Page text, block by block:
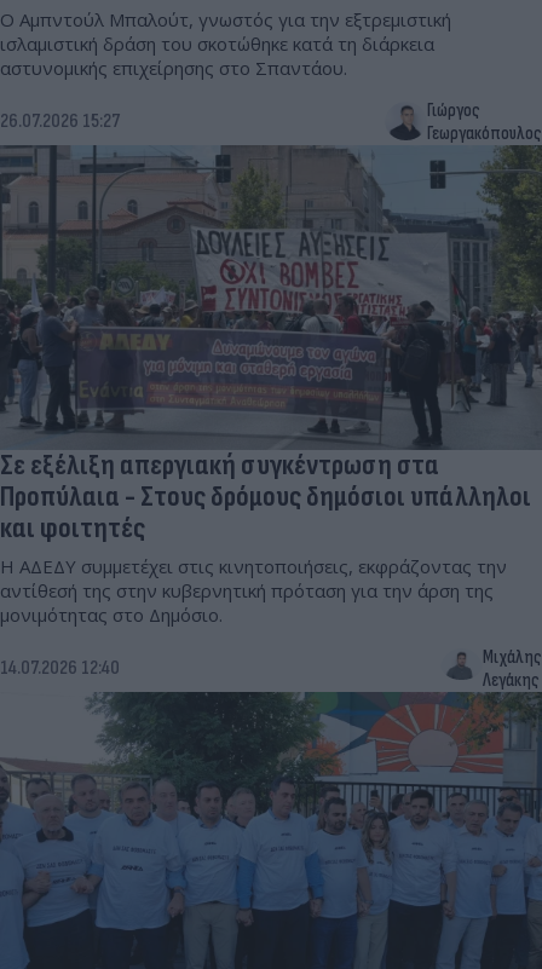
Ο Αμπντούλ Μπαλούτ, γνωστός για την εξτρεμιστική
ισλαμιστική δράση του σκοτώθηκε κατά τη διάρκεια
αστυνομικής επιχείρησης στο Σπαντάου.
26.07.2026 15:27
Γιώργος
Γεωργακόπουλος
Σε εξέλιξη απεργιακή συγκέντρωση στα
Προπύλαια - Στους δρόμους δημόσιοι υπάλληλοι
και φοιτητές
Η ΑΔΕΔΥ συμμετέχει στις κινητοποιήσεις, εκφράζοντας την
αντίθεσή της στην κυβερνητική πρόταση για την άρση της
μονιμότητας στο Δημόσιο.
14.07.2026 12:40
Μιχάλης
Λεγάκης